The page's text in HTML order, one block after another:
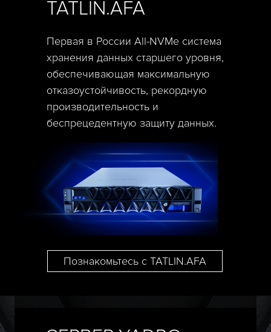
TATLIN.AFA
Первая в России All-NVMe система
хранения данных старшего уровня,
обеспечивающая максимальную
отказоустойчивость, рекордную
производительность и
беспрецедентную защиту данных.
Познакомьтесь с TATLIN.AFA